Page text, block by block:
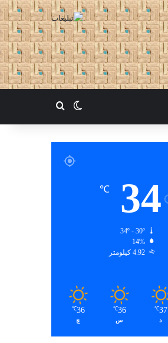
تغییر پوسته
جستجو برای
34
℃
14%
4.92 کیلومتر
37
℃
د
36
℃
س
36
℃
چ